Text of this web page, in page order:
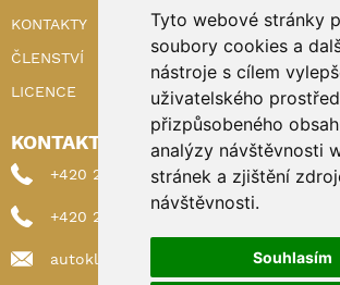
Tyto webové stránky
soubory cookies a
nástroje s cílem
uživatelského
přizpůsobeného
analýzy návštěvnosti
stránek a zjištění
návštěvnosti.
Souhlasím
KONTAKTY
ČLENSTVÍ
LICENCE
KONTAKTY
+420 222 898 224 (sekretariat)
+420 222 898 221 (členství)
autoklub@autoklub.cz